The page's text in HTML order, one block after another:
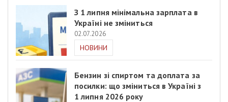
З 1 липня мінімальна зарплата в
Україні не зміниться
02.07.2026
НОВИНИ
Бензин зі спиртом та доплата за
посилки: що зміниться в Україні з
1 липня 2026 року